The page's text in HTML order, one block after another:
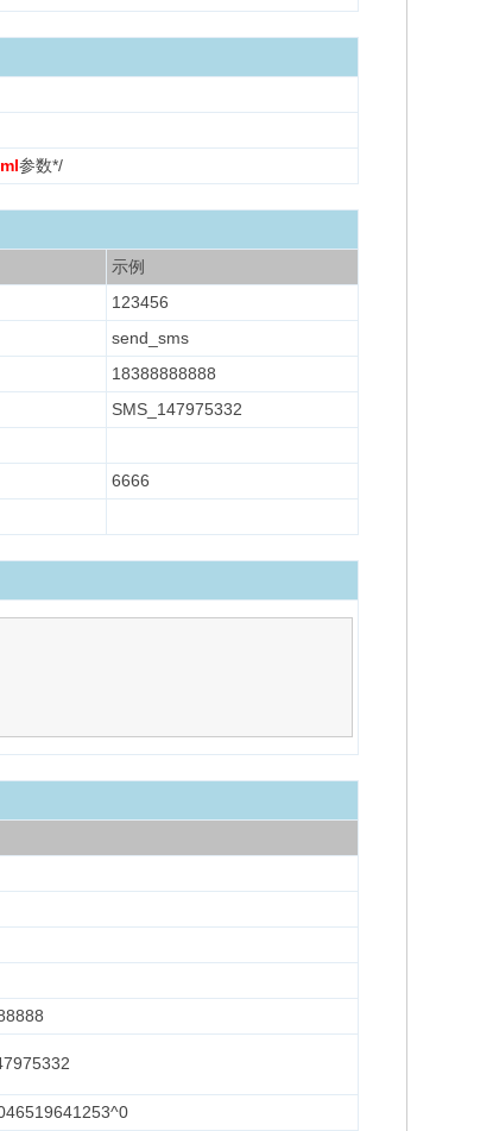
参数*/
示例
123456
send_sms
18388888888
SMS_147975332
6666